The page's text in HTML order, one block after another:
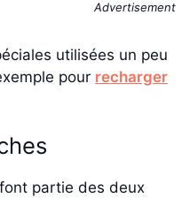
Advertisement
utilisées un peu
pour recharger
partie des deux